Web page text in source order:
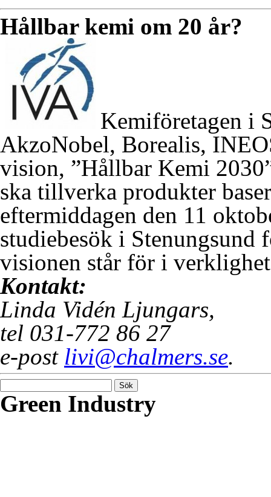
Hållbar kemi om 20 år?
Kemiföretagen i
AkzoNobel, Borealis,
vision, ”Hållbar Kemi
ska tillverka produkter
eftermiddagen den 11
studiebesök i Stenungsund
visionen står för i
Kontakt:
Linda Vidén Ljungars,
tel 031-772 86 27
e-post livi@chalmers.se.
Sök
efter:
Green Industry